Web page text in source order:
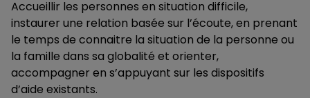
Accueillir les personnes en situation difficile,
instaurer une relation basée sur l’écoute, en prenant
le temps de connaitre la situation de la personne ou
la famille dans sa globalité et orienter,
accompagner en s’appuyant sur les dispositifs
d’aide existants.